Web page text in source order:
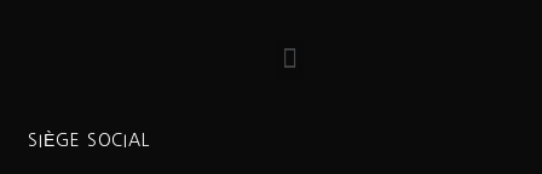
SIÈGE SOCIAL